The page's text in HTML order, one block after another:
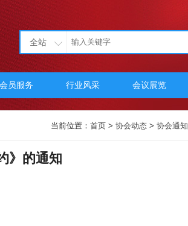
全站
会员服务 行业风采 会议展览
当前位置： 首页 > 协会动态 > 协会通知
》的通知